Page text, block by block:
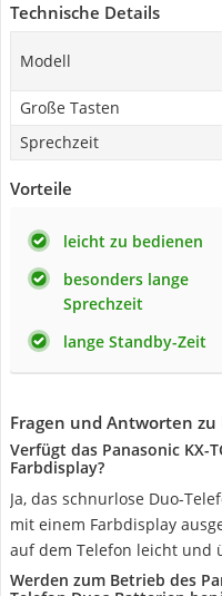
Technische Details
Modell
Große Tasten
Sprechzeit
Vorteile
leicht zu bedienen
besonders lange
Sprechzeit
lange Standby-Zeit
Fragen und Antworten zu
Verfügt das Panasonic KX-
Farbdisplay?
Ja, das schnurlose Duo-
mit einem Farbdisplay
auf dem Telefon leicht und
Werden zum Betrieb des